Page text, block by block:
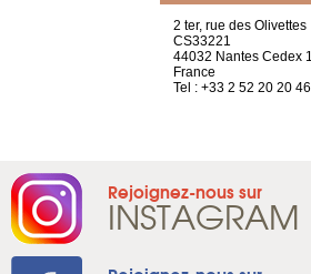
2 ter, rue des Olivettes
CS33221
44032 Nantes Cedex 1
France
Tel : +33 2 52 20 20 46
Rejoignez-nous sur
INSTAGRAM